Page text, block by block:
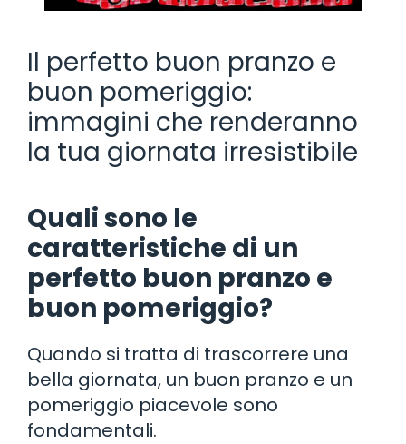
Il perfetto buon pranzo e
buon pomeriggio:
immagini che renderanno
la tua giornata irresistibile
Quali sono le
caratteristiche di un
perfetto buon pranzo e
buon pomeriggio?
Quando si tratta di trascorrere una
bella giornata, un buon pranzo e un
pomeriggio piacevole sono
fondamentali.